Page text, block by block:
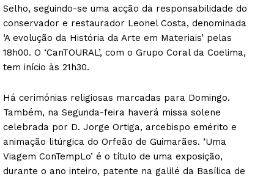
Selho, seguindo-se uma acção da responsabilidade do
conservador e restaurador Leonel Costa, denominada
‘A evolução da História da Arte em Materiais’ pelas
18h00. O ‘CanTOURAL’, com o Grupo Coral da Coelima,
tem início às 21h30.
Há cerimónias religiosas marcadas para Domingo.
Também, na Segunda-feira haverá missa solene
celebrada por D. Jorge Ortiga, arcebispo emérito e
animação litúrgica do Orfeão de Guimarães. ‘Uma
Viagem ConTempLo’ é o título de uma exposição,
durante o ano inteiro, patente na galilé da Basílica de